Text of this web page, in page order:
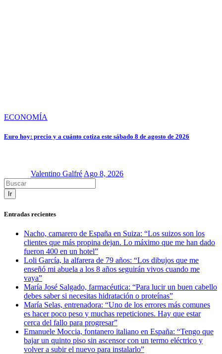
ECONOMÍA
Euro hoy: precio y a cuánto cotiza este sábado 8 de agosto de 2026
Valentino GalfréAgo 8, 2026
Ir
Entradas recientes
Nacho, camarero de España en Suiza: “Los suizos son los
clientes que más propina dejan. Lo máximo que me han dado
fueron 400 en un hotel”
Loli García, la alfarera de 79 años: “Los dibujos que me
enseñó mi abuela a los 8 años seguirán vivos cuando me
vaya”
María José Salgado, farmacéutica: “Para lucir un buen cabello
debes saber si necesitas hidratación o proteínas”
María Selas, entrenadora: “Uno de los errores más comunes
es hacer poco peso y muchas repeticiones. Hay que estar
cerca del fallo para progresar”
Emanuele Moccia, fontanero italiano en España: “Tengo que
bajar un quinto piso sin ascensor con un termo eléctrico y
volver a subir el nuevo para instalarlo”